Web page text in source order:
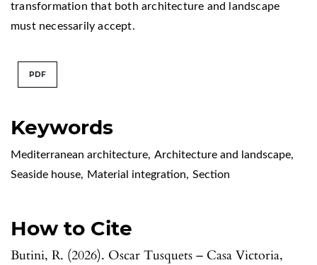
Keywords
Mediterranean architecture, Architecture and landscape,
Seaside house, Material integration, Section
How to Cite
Butini, R. (2026). Oscar Tusquets – Casa Victoria,
transformation that both architecture and landscape
must necessarily accept.
PDF